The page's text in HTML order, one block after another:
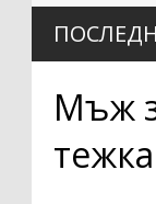
дълго
Мъж